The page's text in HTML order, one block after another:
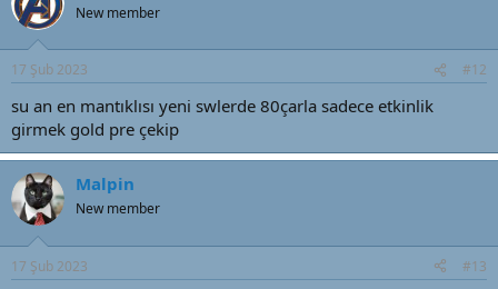
New member
17 Şub 2023 #12
su an en mantıklısı yeni swlerde 80çarla sadece etkinlik
girmek gold pre çekip
Malpin
New member
17 Şub 2023 #13